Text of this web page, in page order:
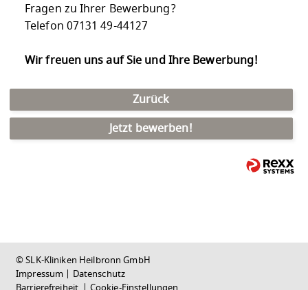
Fragen zu Ihrer Bewerbung?
Telefon 07131 49-44127
Wir freuen uns auf Sie und Ihre Bewerbung!
Zurück
Jetzt bewerben!
© SLK-Kliniken Heilbronn GmbH
Impressum | Datenschutz